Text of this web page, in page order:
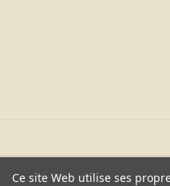
Ce site Web utilise ses